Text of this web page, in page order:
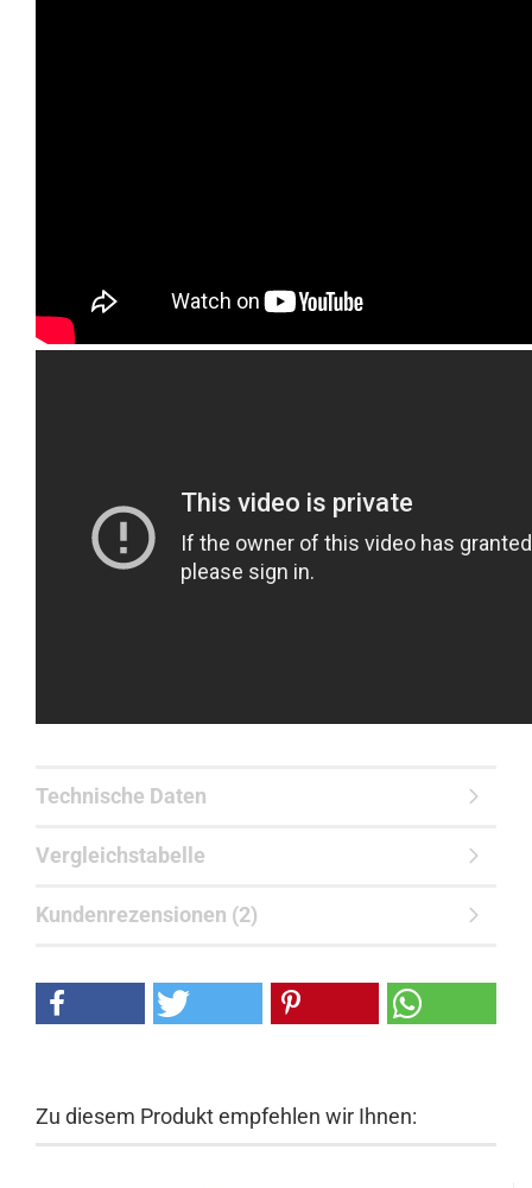
Technische Daten
Vergleichstabelle
Kundenrezensionen (2)
Zu diesem Produkt empfehlen wir Ihnen: